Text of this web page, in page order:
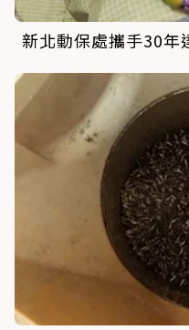
新北動保處攜手30年